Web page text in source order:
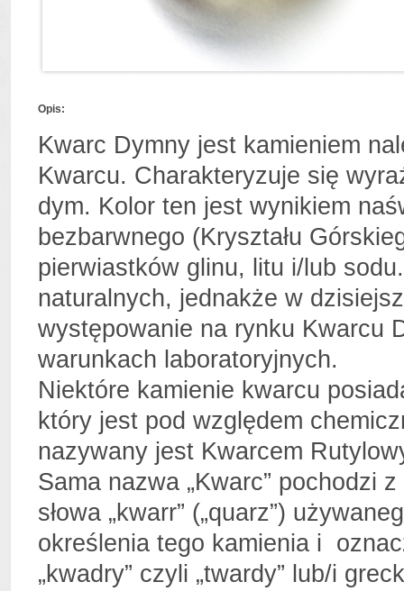
Opis:
Kwarc Dymny jest kamieniem
Kwarcu. Charakteryzuje się
dym. Kolor ten jest wynikiem
bezbarwnego (Kryształu
pierwiastków glinu, litu i/lub
naturalnych, jednakże w
występowanie na rynku Kwarcu
warunkach laboratoryjnych.
Niektóre kamienie kwarcu
który jest pod względem
nazywany jest Kwarcem
Sama nazwa „Kwarc” pochodzi
słowa „kwarr” („quarz”)
określenia tego kamienia i
„kwadry” czyli „twardy” lub/i